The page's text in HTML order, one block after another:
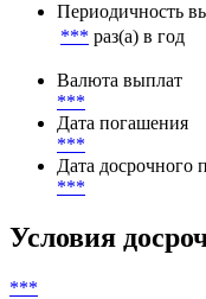
Периодичность
*** раз(а) в год
Валюта выплат
***
Дата погашения
***
Дата досрочного
***
Условия
***